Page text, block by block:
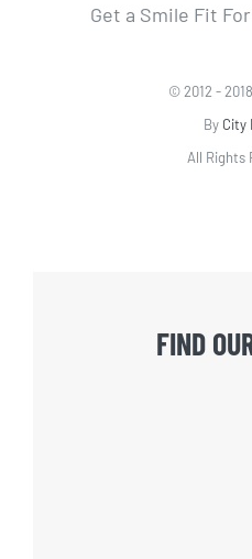
Get a Smile Fit
© 2012 -
By City
All Rights
FIND